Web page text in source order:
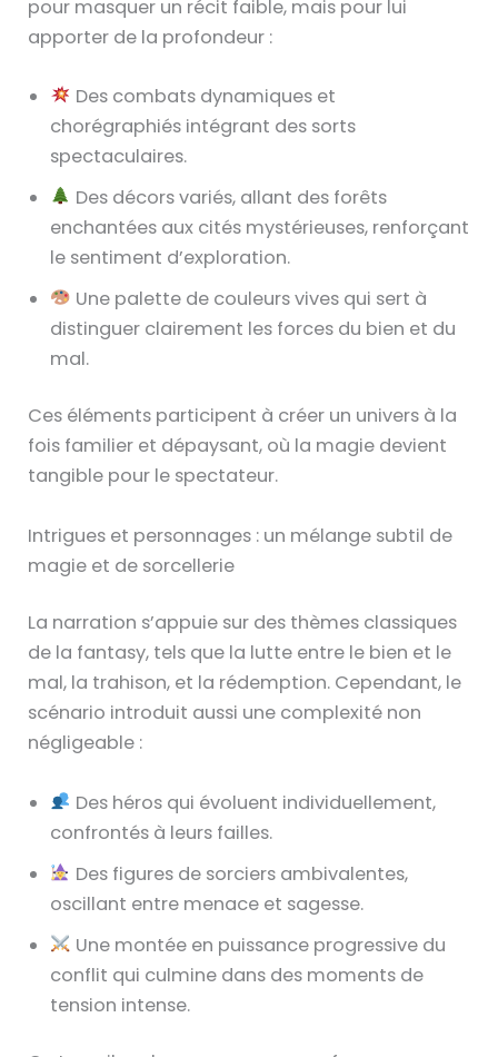
pour masquer un récit faible, mais pour lui
apporter de la profondeur :
Des combats dynamiques et
chorégraphiés intégrant des sorts
spectaculaires.
Des décors variés, allant des forêts
enchantées aux cités mystérieuses, renforçant
le sentiment d’exploration.
Une palette de couleurs vives qui sert à
distinguer clairement les forces du bien et du
mal.
Ces éléments participent à créer un univers à la
fois familier et dépaysant, où la magie devient
tangible pour le spectateur.
Intrigues et personnages : un mélange subtil de
magie et de sorcellerie
La narration s’appuie sur des thèmes classiques
de la fantasy, tels que la lutte entre le bien et le
mal, la trahison, et la rédemption. Cependant, le
scénario introduit aussi une complexité non
négligeable :
Des héros qui évoluent individuellement,
confrontés à leurs failles.
Des figures de sorciers ambivalentes,
oscillant entre menace et sagesse.
Une montée en puissance progressive du
conflit qui culmine dans des moments de
tension intense.